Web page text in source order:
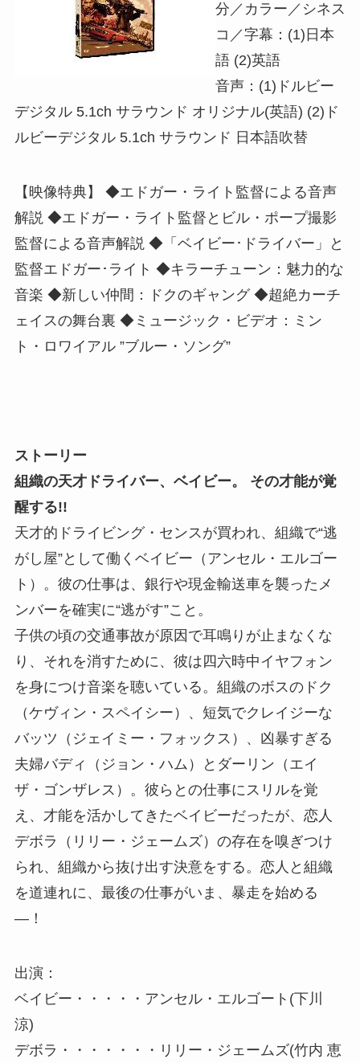
分／カラー／シネス
コ／字幕：(1)日本
語 (2)英語
音声：(1)ドルビー
デジタル 5.1ch サラウンド オリジナル(英語) (2)ド
ルビーデジタル 5.1ch サラウンド 日本語吹替
【映像特典】 ◆エドガー・ライト監督による音声
解説 ◆エドガー・ライト監督とビル・ポープ撮影
監督による音声解説 ◆「ベイビー･ドライバー」と
監督エドガー･ライト ◆キラーチューン：魅力的な
音楽 ◆新しい仲間：ドクのギャング ◆超絶カーチ
ェイスの舞台裏 ◆ミュージック・ビデオ：ミン
ト・ロワイアル ”ブルー・ソング”
ストーリー
組織の天才ドライバー、ベイビー。 その才能が覚
醒する!!
天才的ドライビング・センスが買われ、組織で“逃
がし屋”として働くベイビー（アンセル・エルゴー
ト）。彼の仕事は、銀行や現金輸送車を襲ったメ
ンバーを確実に“逃がす”こと。
子供の頃の交通事故が原因で耳鳴りが止まなくな
り、それを消すために、彼は四六時中イヤフォン
を身につけ音楽を聴いている。組織のボスのドク
（ケヴィン・スペイシー）、短気でクレイジーな
バッツ（ジェイミー・フォックス）、凶暴すぎる
夫婦バディ（ジョン・ハム）とダーリン（エイ
ザ・ゴンザレス）。彼らとの仕事にスリルを覚
え、才能を活かしてきたベイビーだったが、恋人
デボラ（リリー・ジェームズ）の存在を嗅ぎつけ
られ、組織から抜け出す決意をする。恋人と組織
を道連れに、最後の仕事がいま、暴走を始める
―！
出演：
ベイビー・・・・・アンセル・エルゴート(下川
涼)
デボラ・・・・・・・リリー・ジェームズ(竹内 恵